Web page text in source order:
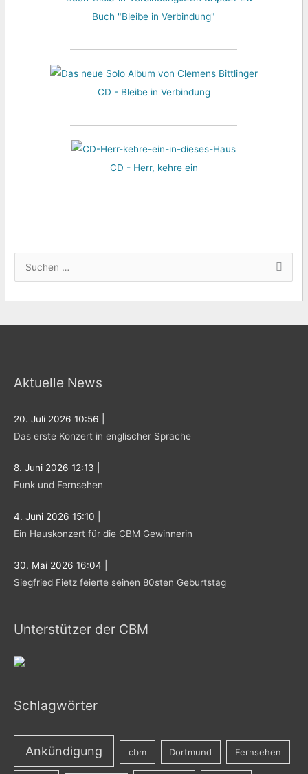
Buch "Bleibe in Verbindung"
CD - Bleibe in Verbindung
CD - Herr, kehre ein
h
n
c
h
Aktuelle News
20. Juli 2026 10:56
Das erste Konzert in englischer Sprache
8. Juni 2026 12:13
Funk und Fernsehen
4. Juni 2026 15:10
Ein Hauskonzert für die CBM Gewinnerin
30. Mai 2026 16:04
Siegfried Fietz feierte seinen 80sten Geburtstag
Unterstützer der CBM
Schlagwörter
Ankündigung cbm Dortmund Fernsehen